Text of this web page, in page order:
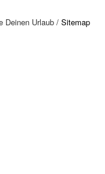
Deinen Urlaub / Sitemap